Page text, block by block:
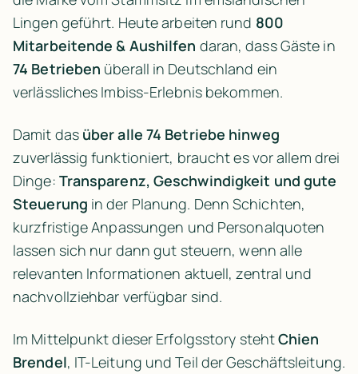
Lingen geführt. Heute arbeiten rund 800
Mitarbeitende & Aushilfen
74 Betrieben überall in Deutschland ein
verlässliches Imbiss-Erlebnis bekommen.
Damit das über alle 74 Betriebe hinweg
zuverlässig funktioniert, braucht es vor allem drei
Dinge: Transparenz, Geschwindigkeit und gute
Steuerung in der Planung. Denn Schichten,
kurzfristige Anpassungen und Personalquoten
lassen sich nur dann gut steuern, wenn alle
relevanten Informationen aktuell, zentral und
nachvollziehbar verfügbar sind.
Im Mittelpunkt dieser Erfolgsstory steht Chien
Brendel, IT-Leitung und Teil der Geschäftsleitung.